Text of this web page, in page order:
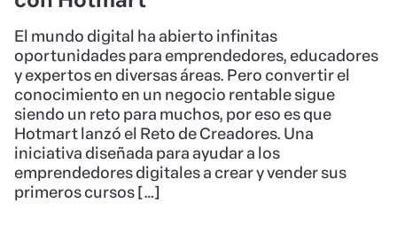
El mundo digital ha abierto infinitas
oportunidades para emprendedores, educadores
y expertos en diversas áreas. Pero convertir el
conocimiento en un negocio rentable sigue
siendo un reto para muchos, por eso es que
Hotmart lanzó el Reto de Creadores. Una
iniciativa diseñada para ayudar a los
emprendedores digitales a crear y vender sus
primeros cursos […]